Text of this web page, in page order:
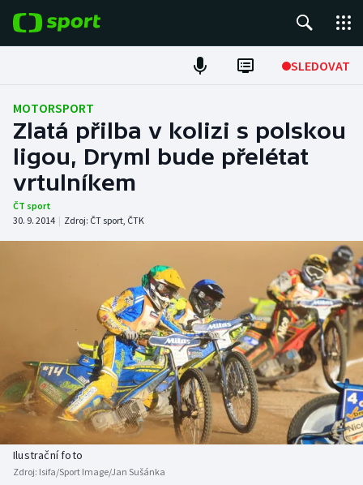
SLEDOVAT
Fotbal
Hokej
Tenis
Atletika
Americký fotbal
Baseball a softbal
Basketbal
Biatlon
NEPŘEHLÉDNĚTE
Soutěže
Historické návraty
Aplikace ČT sport
MOTORSPORT
Zlatá přilba v kolizi s polskou
ligou, Dryml bude přelétat
vrtulníkem
ČT sport
30. 9. 2014 | Zdroj: ČT sport, ČTK
Ilustrační foto
Zdroj: Isifa/Sport Image/Jan Sušánka